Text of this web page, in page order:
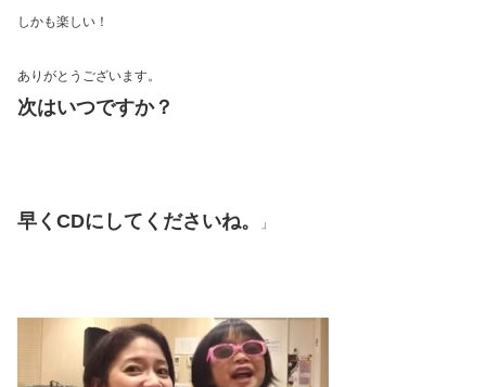
しかも楽しい！
ありがとうございます。
次はいつですか？
早くCDにしてくださいね。 」